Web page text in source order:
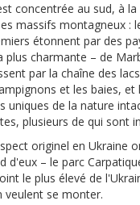
concentrée au sud, à
massifs montagneux :
étonnent par des
charmante – de
par la chaîne des
et les baies,
uniques de la nature
plusieurs de qui sont
originel en Ukraine
d'eux – le parc
le plus élevé de
veulent se monter.